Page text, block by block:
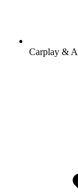
Carplay &